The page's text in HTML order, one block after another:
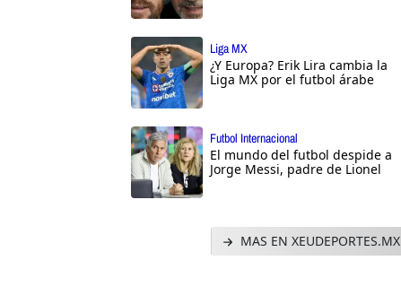
Liga MX
¿Y Europa? Erik Lira cambia la
Liga MX por el futbol árabe
Futbol Internacional
El mundo del futbol despide a
Jorge Messi, padre de Lionel
MAS EN XEUDEPORTES.MX